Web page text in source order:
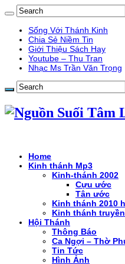
Sống Với Thánh Kinh
Chia Sẻ Niềm Tin
Giới Thiệu Sách Hay
Youtube – Thu Tran
Nhạc Ms Trần Văn Trọng
Home
Kinh thánh Mp3
Kinh-thánh 2002
Cựu ước
Tân ước
Kinh thánh 2010
Kinh thánh
Hội Thánh
Thông Báo
Ca Ngợi – Thờ
Tin Tức
Hình Ảnh